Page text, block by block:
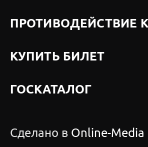
ПРОТИВОДЕЙСТВИЕ
КУПИТЬ БИЛЕТ
ГОСКАТАЛОГ
Сделано в Online-Media